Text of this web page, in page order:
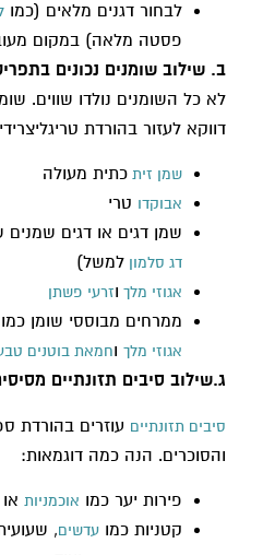
לבחור דגנים מלאים (כמו
פסטה מלאה) במקום
ב. שילוב שומנים נכונים
לא כל השומנים נולדו שווים.
דווקא לעזור בהורדת
שמן זית כתית מעולה
אבוקדו טרי
שמן דגים או דגים שמנים
דג סלמון למשל)
אגוזי מלך וזרעי פשתן
ממרחים מבוססי שומן כמו
אגוזי מלךוחמאת בוטנים
ג.שילוב סיבים תזונתיים
סיבים תזונתיים עוזרים בהורדת
והסוכרים. הנה כמה דוגמאות:
פירות יער כמו אוכמניותאו
קטניות כמו עדשים,